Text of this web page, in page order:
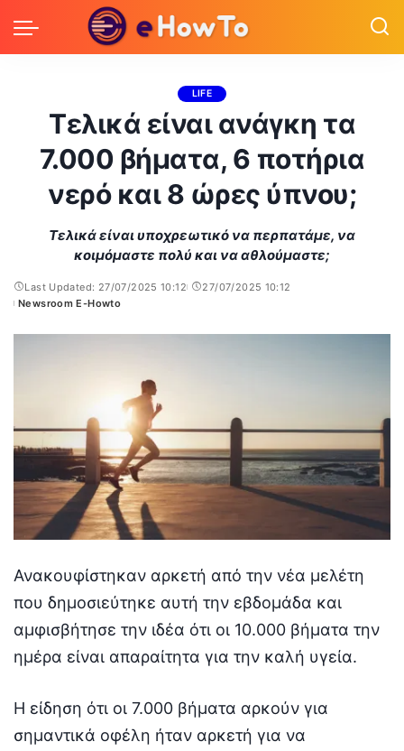
LIFE
Τελικά είναι ανάγκη τα
7.000 βήματα, 6 ποτήρια
νερό και 8 ώρες ύπνου;
Τελικά είναι υποχρεωτικό να περπατάμε, να
κοιμόμαστε πολύ και να αθλούμαστε;
Last Updated: 27/07/2025 10:12
27/07/2025 10:12
Posted
Newsroom E-Howto
Ανακουφίστηκαν αρκετή από την νέα μελέτη
που δημοσιεύτηκε αυτή την εβδομάδα και
αμφισβήτησε την ιδέα ότι οι 10.000 βήματα την
ημέρα είναι απαραίτητα για την καλή υγεία.
Η είδηση ότι οι 7.000 βήματα αρκούν για
σημαντικά οφέλη ήταν αρκετή για να